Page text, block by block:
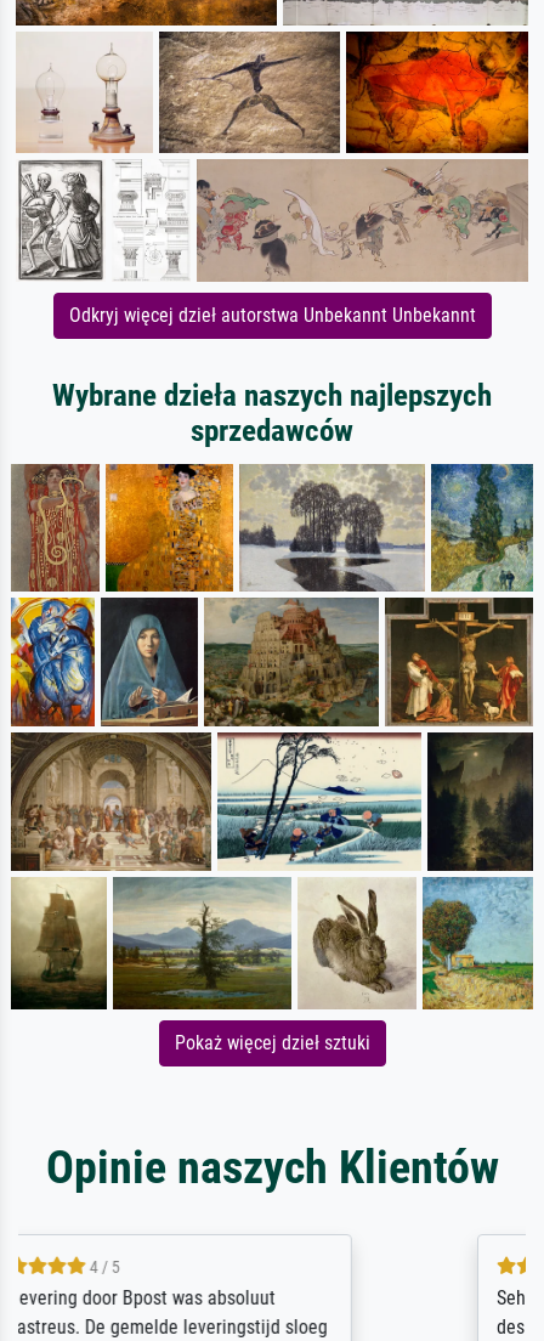
Odkryj więcej dzieł autorstwa Unbekannt Unbekannt
Wybrane dzieła naszych najlepszych
sprzedawców
Pokaż więcej dzieł sztuki
Opinie naszych Klientów
Sehr gute Qualität des Leinwanddrucks und
des Rahmens! Unser Bild wurde sehr